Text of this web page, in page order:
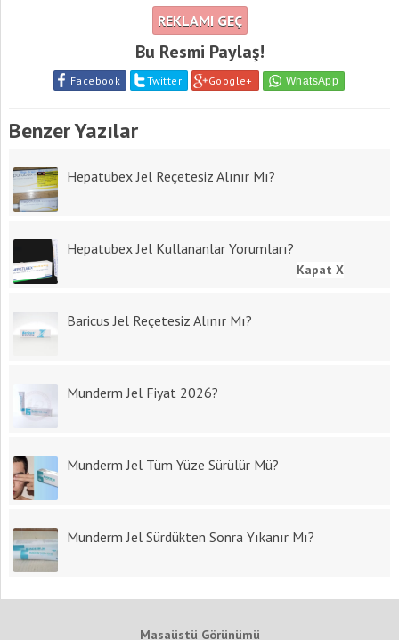
REKLAMI GEÇ
Bu Resmi Paylaş!
Facebook Twitter Google+
Benzer Yazılar
Hepatubex Jel Reçetesiz Alınır Mı?
Hepatubex Jel Kullananlar Yorumları?
Baricus Jel Reçetesiz Alınır Mı?
Munderm Jel Fiyat 2026?
Munderm Jel Tüm Yüze Sürülür Mü?
Munderm Jel Sürdükten Sonra Yıkanır Mı?
Masaüstü Görünümü
Kapat X